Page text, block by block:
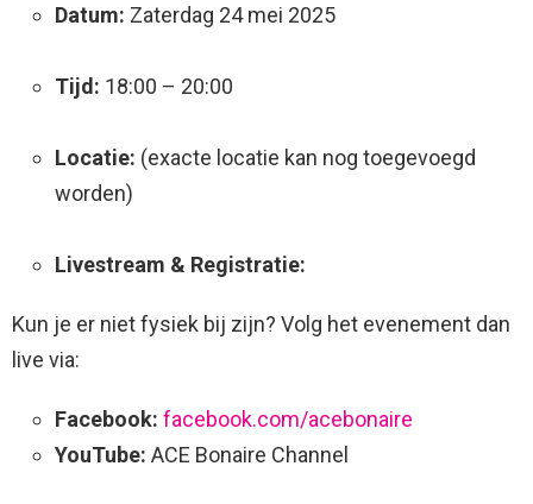
Datum: Zaterdag 24 mei 2025
Tijd: 18:00 – 20:00
Locatie: (exacte locatie kan nog toegevoegd
worden)
Livestream & Registratie:
Kun je er niet fysiek bij zijn? Volg het evenement dan
live via:
Facebook: facebook.com/acebonaire
YouTube: ACE Bonaire Channel